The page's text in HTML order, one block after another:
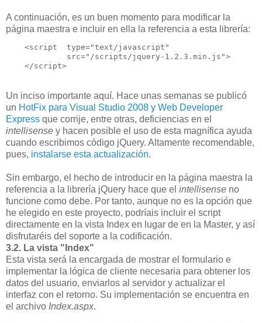
A continuación, es un buen momento para modificar la
página maestra e incluir en ella la referencia a esta librería:
    <script  type="text/javascript"
             src="/scripts/jquery-1.2.3.min.js">
    </script>
Un inciso importante aquí. Hace unas semanas se publicó
un HotFix para Visual Studio 2008 y Web Developer
Express que corrije, entre otras, deficiencias en el
intellisense y hacen posible el uso de esta magnífica ayuda
cuando escribimos código jQuery. Altamente recomendable,
pues, instalarse esta actualización.
Sin embargo, el hecho de introducir en la página maestra la
referencia a la librería jQuery hace que el intellisense no
funcione como debe. Por tanto, aunque no es la opción que
he elegido en este proyecto, podríais incluir el script
directamente en la vista Index en lugar de en la Master, y así
disfrutaréis del soporte a la codificación.
3.2. La vista "Index"
Esta vista será la encargada de mostrar el formulario e
implementar la lógica de cliente necesaria para obtener los
datos del usuario, enviarlos al servidor y actualizar el
interfaz con el retorno. Su implementación se encuentra en
el archivo Index.aspx.